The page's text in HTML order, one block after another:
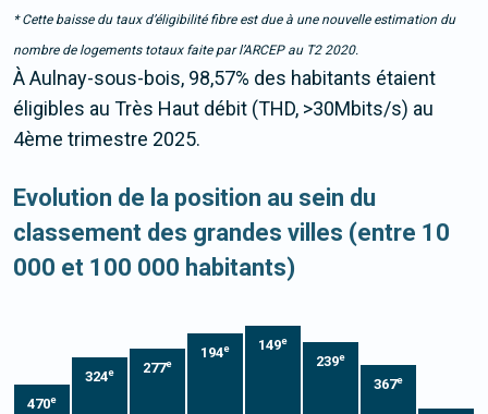
* Cette baisse du taux d’éligibilité fibre est due à une nouvelle estimation du
nombre de logements totaux faite par l’ARCEP au T2 2020.
À Aulnay-sous-bois, 98,57% des habitants étaient
éligibles au Très Haut débit (THD, >30Mbits/s) au
4ème trimestre 2025.
Evolution de la position au sein du
classement des grandes villes (entre 10
000 et 100 000 habitants)
470e
324e 277e
194e 149e
239e
367e